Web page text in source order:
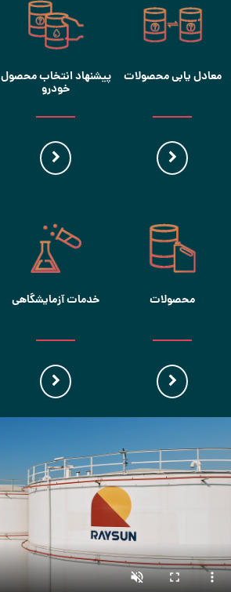
معادل یابی محصولات پیشنهاد انتخاب محصول
خودرو
محصولات خدمات آزمایشگاهی